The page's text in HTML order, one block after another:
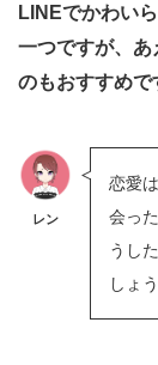
LINEでかわい
一つですが、あ
のもおすすめで
レン
恋愛
会っ
うし
しょう